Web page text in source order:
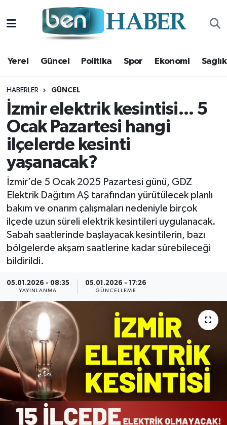
Yerel Güncel Politika Spor Ekonomi Sağlık
HABERLER GÜNCEL
İzmir elektrik kesintisi... 5
Ocak Pazartesi hangi
ilçelerde kesinti
yaşanacak?
İzmir’de 5 Ocak 2025 Pazartesi günü, GDZ
Elektrik Dağıtım AŞ tarafından yürütülecek planlı
bakım ve onarım çalışmaları nedeniyle birçok
ilçede uzun süreli elektrik kesintileri uygulanacak.
Sabah saatlerinde başlayacak kesintilerin, bazı
bölgelerde akşam saatlerine kadar sürebileceği
bildirildi.
05.01.2026 - 08:35
YAYINLANMA
05.01.2026 - 17:26
GÜNCELLEME
Yerel
Güncel
Politika
Spor
Ekonomi
Sağlık
Magazin
Kültür Sanat
Resmi Reklam
Hava Durumu
Trafik Durumu
Süper Lig Puan Durumu ve Fikstür
Tüm Manşetler
Son Dakika Haberleri
Haber Arşivi